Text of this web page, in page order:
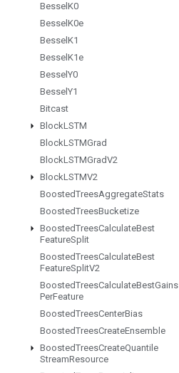
Bessel K0
Bessel K0e
Bessel K1
Bessel K1e
Bessel Y0
Bessel Y1
Bitcast
BlockLSTM
BlockLSTMGrad
BlockLSTMGradV2
BlockLSTMV2
BoostedTreesAggregateStats
BoostedTreesBucketize
BoostedTreesCalculateBest
FeatureSplit
BoostedTreesCalculateBest
FeatureSplitV2
BoostedTreesCalculateBestGains
PerFeature
BoostedTreesCenterBias
BoostedTreesCreateEnsemble
BoostedTreesCreateQuantile
StreamResource